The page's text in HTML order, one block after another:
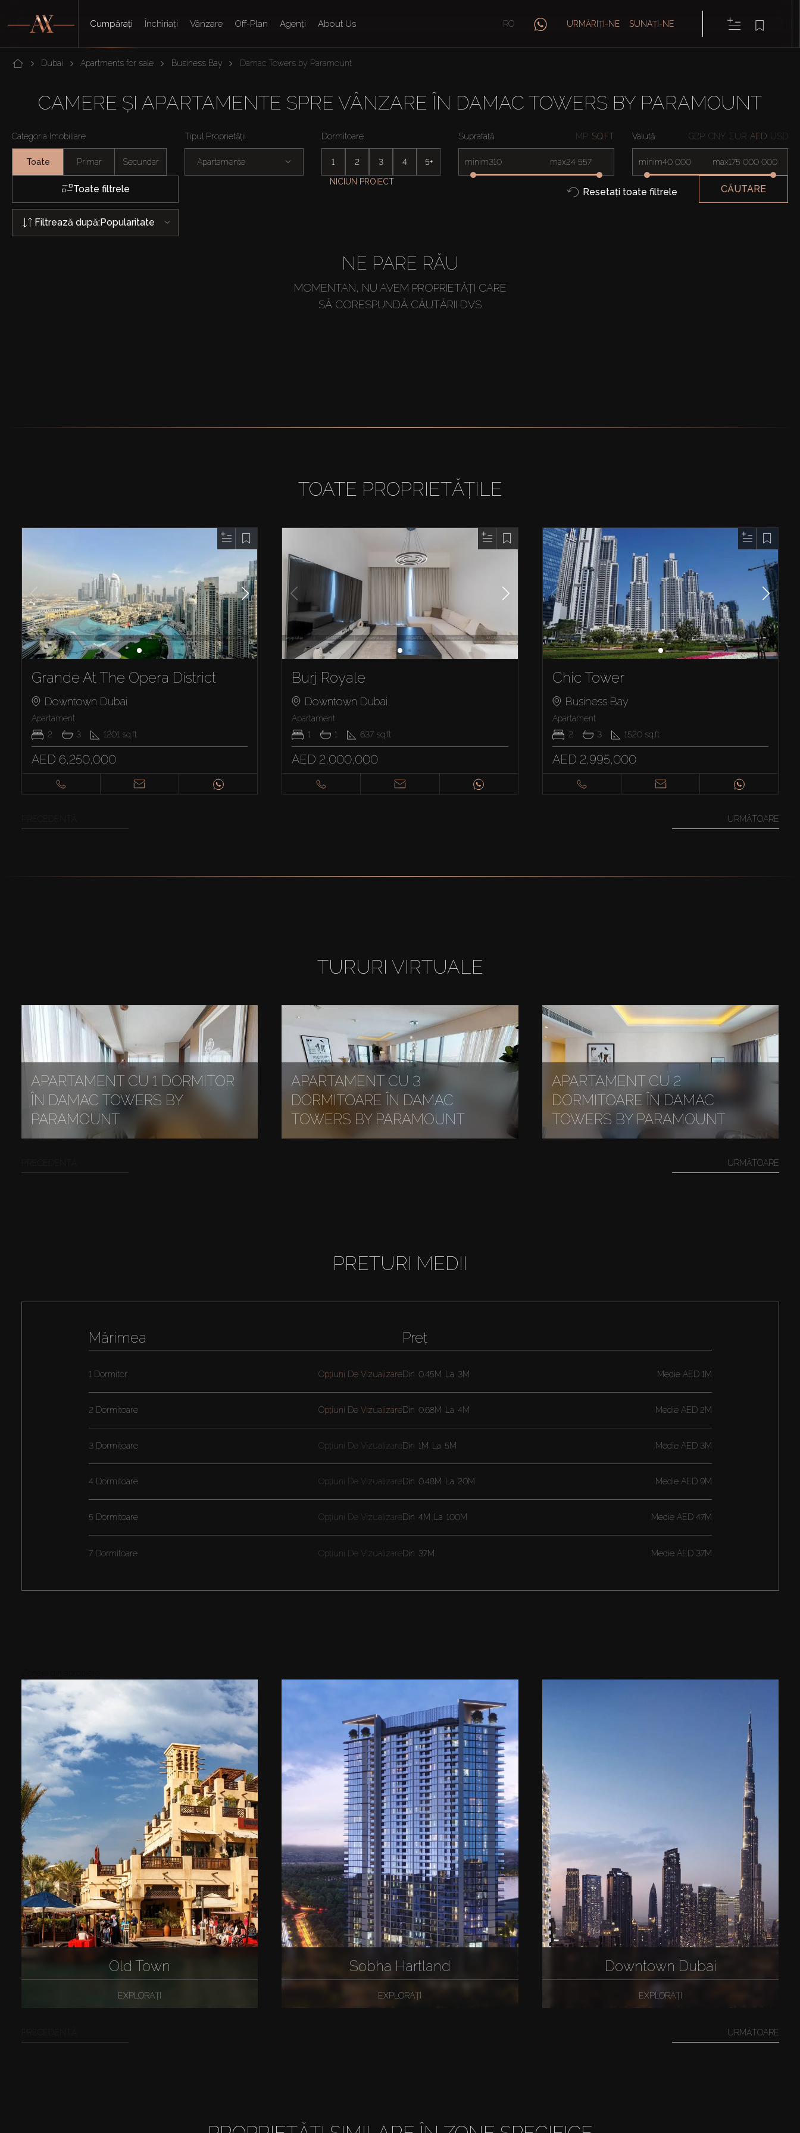
Cumpărați Închiriați Vânzare Off-Plan Agenți About Us RO URMĂRIȚI-NE SUNAȚI-NE
Dubai Apartments for sale Business Bay Damac Towers by Paramount
CAMERE ȘI APARTAMENTE SPRE VÂNZARE ÎN DAMAC TOWERS BY PARAMOUNT
Categoria Imobiliare
Toate Primar Secundar
Tipul Proprietății
Apartamente
Dormitoare
1 2 3 4 5+
Suprafață MP SQ.FT
minim max
Valută GBP CNY EUR AED USD
minim max
Toate filtrele
NICIUN PROIECT
Resetați toate filtrele CĂUTARE
Filtrează după:Popularitate
NE PARE RĂU
MOMENTAN, NU AVEM PROPRIETĂȚI CARE
SĂ CORESPUNDĂ CĂUTĂRII DVS
TOATE PROPRIETĂȚILE
Grande At The Opera District
Downtown Dubai
Apartament
2
3 1201 sq.ft
AED 6,250,000
Burj Royale
Downtown Dubai
Apartament
1
1 637 sq.ft
AED 2,000,000
Chic Tower
Business Bay
Apartament
2
3 1520 sq.ft
AED 2,995,000
URMĂTOARE
TURURI VIRTUALE
APARTAMENT CU 1 DORMITOR
ÎN DAMAC TOWERS BY
PARAMOUNT
APARTAMENT CU 3
DORMITOARE ÎN DAMAC
TOWERS BY PARAMOUNT
APARTAMENT CU 2
DORMITOARE ÎN DAMAC
TOWERS BY PARAMOUNT
URMĂTOARE
PRETURI MEDII
Mărimea
1 Dormitor Opțiuni De Vizualizare
2 Dormitoare Opțiuni De Vizualizare
3 Dormitoare Opțiuni De Vizualizare
4 Dormitoare Opțiuni De Vizualizare
5 Dormitoare Opțiuni De Vizualizare
7 Dormitoare Opțiuni De Vizualizare
Preț
Din 0.45M La 3M MedieAED 1M
Din 0.68M La 4M MedieAED 2M
Din 1M La 5M MedieAED 3M
Din 0.48M La 20M MedieAED 9M
Din 4M La 100M MedieAED 47M
Din 37M MedieAED 37M
Old Town
EXPLORAȚI
Sobha Hartland
EXPLORAȚI
Downtown Dubai
EXPLORAȚI
URMĂTOARE